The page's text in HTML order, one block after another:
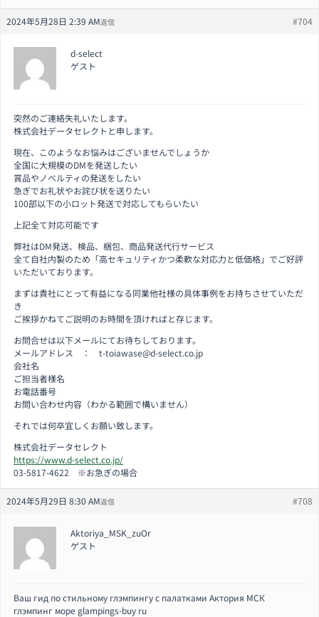
2024年5月28日 2:39 AM #704
返信
d-select
ゲスト
突然のご連絡失礼いたします。
株式会社データセレクトと申します。
現在、このようなお悩みはございませんでしょうか
全国に大規模のDMを発送したい
賞品やノベルティの発送をしたい
急ぎでお礼状やお詫び状を送りたい
100部以下の小ロット発送で対応してもらいたい
上記全て対応可能です
弊社はDM発送、検品、梱包、商品発送代行サービス
全て自社内製のため「高セキュリティかつ柔軟な対応力と低価格」でご好評
いただいております。
まずは貴社にとって有益になる同業他社様の具体事例をお持ちさせていただ
き
ご挨拶かねてご説明のお時間を頂ければと存じます。
お問合せは以下メールにてお待ちしております。
メールアドレス ： t-toiawase@d-select.co.jp
会社名
ご担当者様名
お電話番号
お問い合わせ内容（わかる範囲で構いません）
それでは何卒宜しくお願い致します。
株式会社データセレクト
https://www.d-select.co.jp/
03-5817-4622 ※お急ぎの場合
2024年5月29日 8:30 AM #708
返信
Aktoriya_MSK_zuOr
ゲスト
Ваш гид по стильному глэмпингу с палатками Актория МСК
глэмпинг море glampings-buy ru